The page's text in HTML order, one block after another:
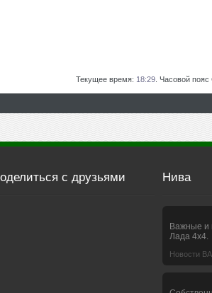
Текущее время: 18:29 . Часовой пояс
с друзьями Нива
Важные и
Лада 4х4.
Новости